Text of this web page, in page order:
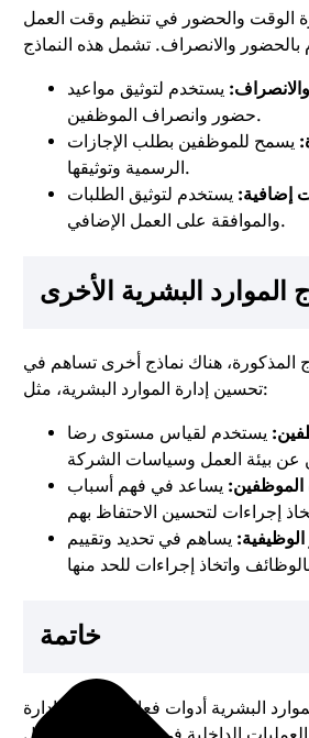
الوقت والحضور في تنظيم وقت العمل
يستخدم لتوثيق مواعيد
حضور وانصراف الموظفين.
يسمح للموظفين بطلب الإجازات
الرسمية وتوثيقها.
إضافية: يستخدم لتوثيق الطلبات
والموافقة على العمل الإضافي.
الموارد البشرية الأخرى
المذكورة، هناك نماذج أخرى تساهم في
تحسين إدارة الموارد البشرية، مثل:
يستخدم لقياس مستوى رضا
الموظفين: يساعد في فهم أسباب
يساهم في تحديد وتقييم
خاتمة
البشرية أدوات فعالة لتحسين إدارة